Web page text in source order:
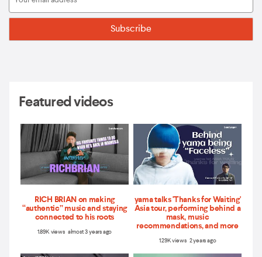
Featured videos
RICH BRIAN on making
“authentic” music and staying
connected to his roots
1.89K views almost 3 years ago
yama talks 'Thanks for Waiting'
Asia tour, performing behind a
mask, music
recommendations, and more
1.29K views 2 years ago